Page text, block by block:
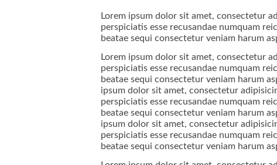
Lorem ipsum dolor sit amet, consectetur
perspiciatis esse recusandae numquam
beatae sequi consectetur veniam harum
Lorem ipsum dolor sit amet, consectetur
perspiciatis esse recusandae numquam
beatae sequi consectetur veniam harum
ipsum dolor sit amet, consectetur
perspiciatis esse recusandae numquam
beatae sequi consectetur veniam harum
ipsum dolor sit amet, consectetur
perspiciatis esse recusandae numquam
beatae sequi consectetur veniam harum